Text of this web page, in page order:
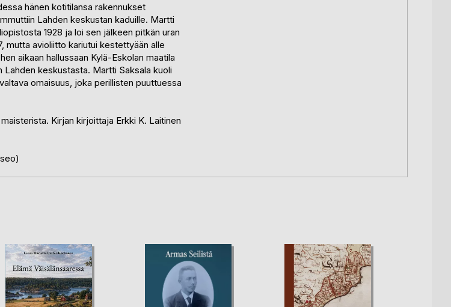
hänen kotitilansa rakennukset
Lahden keskustan kaduille. Martti
1928 ja loi sen jälkeen pitkän uran
mutta avioliitto kariutui kestettyään alle
aikaan hallussaan Kylä-Eskolan maatila
Lahden keskustasta. Martti Saksala kuoli
omaisuus, joka perillisten puuttuessa
Kirjan kirjoittaja Erkki K. Laitinen